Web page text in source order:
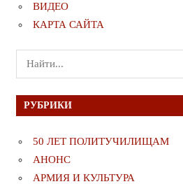
ВИДЕО
КАРТА САЙТА
Поиск
для:
РУБРИКИ
50 ЛЕТ ПОЛИТУЧИЛИЩАМ
АНОНС
АРМИЯ И КУЛЬТУРА